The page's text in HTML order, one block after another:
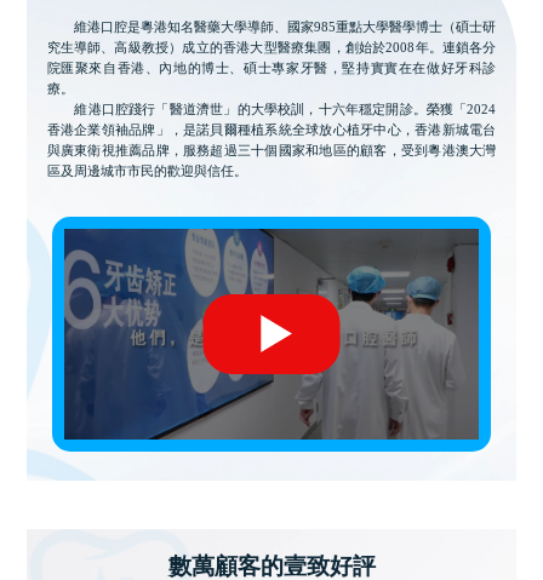
維港口腔是粵港知名醫藥大學導師、國家985重點大學醫學博士（碩士研
究生導師、高級教授）成立的香港大型醫療集團，創始於2008年。連鎖各分
院匯聚來自香港、內地的博士、碩士專家牙醫，堅持實實在在做好牙科診
療。
維港口腔踐行「醫道濟世」的大學校訓，十六年穩定開診。榮獲「2024
香港企業領袖品牌」，是諾貝爾種植系統全球放心植牙中心，香港新城電台
與廣東衛視推薦品牌，服務超過三十個國家和地區的顧客，受到粵港澳大灣
區及周邊城市市民的歡迎與信任。
數萬顧客的壹致好評